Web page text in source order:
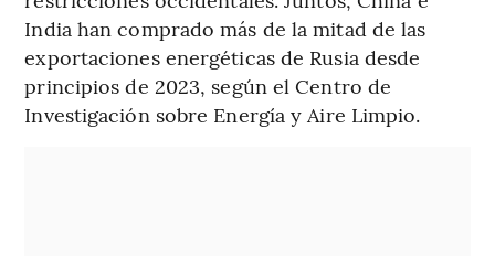
India han comprado más de la mitad de las
exportaciones energéticas de Rusia desde
principios de 2023, según el Centro de
Investigación sobre Energía y Aire Limpio.